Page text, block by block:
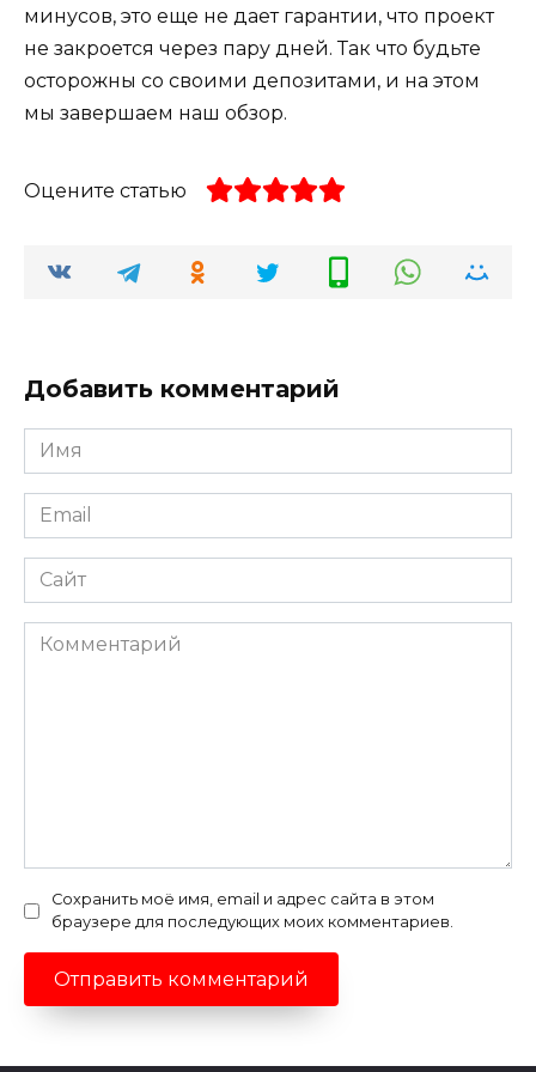
минусов, это еще не дает гарантии, что проект
не закроется через пару дней. Так что будьте
осторожны со своими депозитами, и на этом
мы завершаем наш обзор.
Оцените статью
Добавить комментарий
Имя
*
Email
*
Сайт
Комментарий
Сохранить моё имя, email и адрес сайта в этом
браузере для последующих моих комментариев.